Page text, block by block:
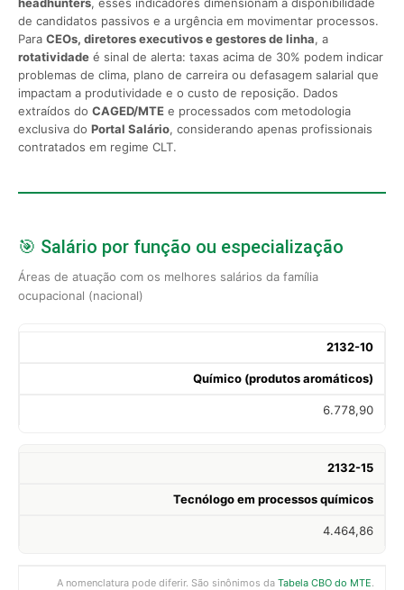
de candidatos passivos e a urgência em movimentar processos.
Para CEOs, diretores executivos e gestores de linha, a
rotatividade é sinal de alerta: taxas acima de 30% podem indicar
problemas de clima, plano de carreira ou defasagem salarial que
impactam a produtividade e o custo de reposição. Dados
extraídos do CAGED/MTE e processados com metodologia
exclusiva do Portal Salário, considerando apenas profissionais
contratados em regime CLT.
🎯 Salário por função ou especialização
Áreas de atuação com os melhores salários da família
ocupacional (nacional)
2132-10
Químico (produtos aromáticos)
6.778,90
2132-15
Tecnólogo em processos químicos
4.464,86
A nomenclatura pode diferir. São sinônimos da Tabela CBO do MTE.